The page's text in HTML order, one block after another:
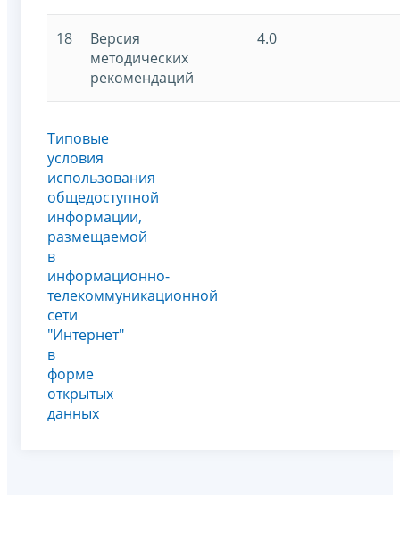
18
Версия
методических
рекомендаций
4.0
Типовые
условия
использования
общедоступной
информации,
размещаемой
в
информационно-
телекоммуникационной
сети
"Интернет"
в
форме
открытых
данных